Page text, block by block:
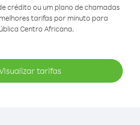
crédito ou um plano de chamadas
tarifas por minuto para
Centro Africana.
tarifas